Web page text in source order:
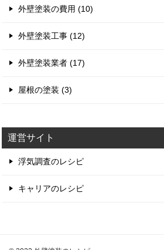
外壁塗装の費用 (10)
外壁塗装工事 (12)
外壁塗装業者 (17)
屋根の塗装 (3)
運営サイト
浮気調査のレシピ
キャリアのレシピ